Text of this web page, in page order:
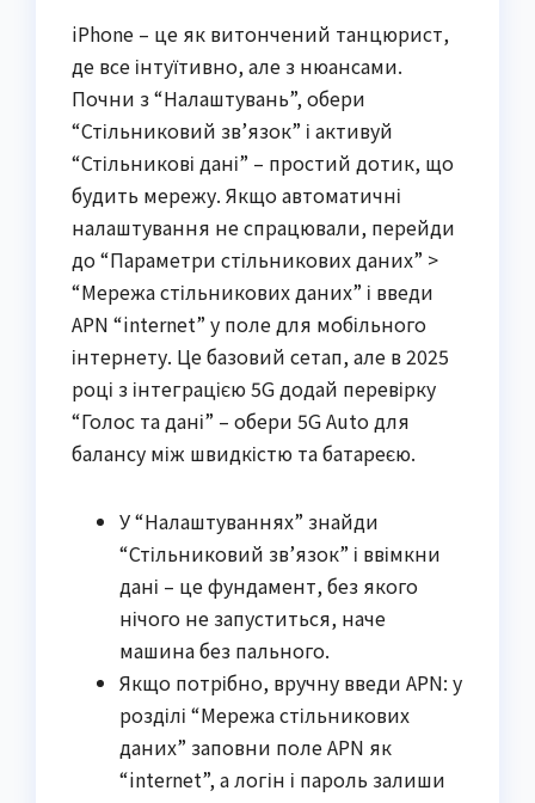
iPhone – це як витончений танцюрист,
де все інтуїтивно, але з нюансами.
Почни з “Налаштувань”, обери
“Стільниковий зв’язок” і активуй
“Стільникові дані” – простий дотик, що
будить мережу. Якщо автоматичні
налаштування не спрацювали, перейди
до “Параметри стільникових даних” >
“Мережа стільникових даних” і введи
APN “internet” у поле для мобільного
інтернету. Це базовий сетап, але в 2025
році з інтеграцією 5G додай перевірку
“Голос та дані” – обери 5G Auto для
балансу між швидкістю та батареєю.
У “Налаштуваннях” знайди
“Стільниковий зв’язок” і ввімкни
дані – це фундамент, без якого
нічого не запуститься, наче
машина без пального.
Якщо потрібно, вручну введи APN: у
розділі “Мережа стільникових
даних” заповни поле APN як
“internet”, а логін і пароль залиши